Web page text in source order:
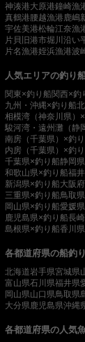
神湊港大原港鐘崎漁
真鶴港腰越漁港 鹿嶋
宇佐美港松輪江奈漁
片貝旧港市堀川沿い
片名漁港姪浜漁港波
人気エリアの釣り
関東×釣り船関西×釣
九州・沖縄×釣り船
相模湾（神奈川県）
駿河湾・遠州灘（静
南房（千葉県）×釣
内房（千葉県）×釣
千葉県×釣り船静岡
和歌山県×釣り船福
新潟県×釣り船大阪
三重県×釣り船鳥取
岡山県×釣り船愛媛
鹿児島県×釣り船長
島根県×釣り船香川
各都道府県の船釣
北海道岩手県宮城県
富山県石川県福井県
岡山県山口県鳥取県
大分県 鹿児島県沖縄
各都道府県の人気